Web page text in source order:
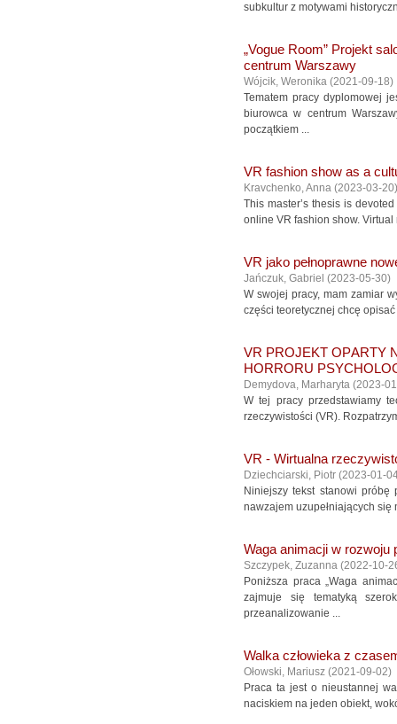
subkultur z motywami
„Vogue Room” Projekt
centrum Warszawy
Wójcik, Weronika (2021-09-18)
Tematem pracy dyplomowej
biurowca w centrum
początkiem ...
VR fashion show as a
Kravchenko, Anna (2023-03-20)
This master’s thesis is
online VR fashion show.
VR jako pełnoprawne
Jańczuk, Gabriel (2023-05-30)
W swojej pracy, mam zamiar
części teoretycznej chcę
VR PRΟJЕKT ΟPАRTY
HΟRRΟRU
Dеmydοvа, Mаrhаrytа (2023-
W tеj prаcy przеdstаwiаmy
rzеczywistοści (VR).
VR - Wirtualna
Dziechciarski, Piotr (2023-01-
Niniejszy tekst stanowi próbę
nawzajem uzupełniających
Waga animacji w rozwoju
Szczypek, Zuzanna (2022-10-
Poniższa praca „Waga
zajmuje się tematyką
przeanalizowanie ...
Walka człowieka z
Ołowski, Mariusz (2021-09-02)
Praca ta jest o nieustannej
naciskiem na jeden obiekt,